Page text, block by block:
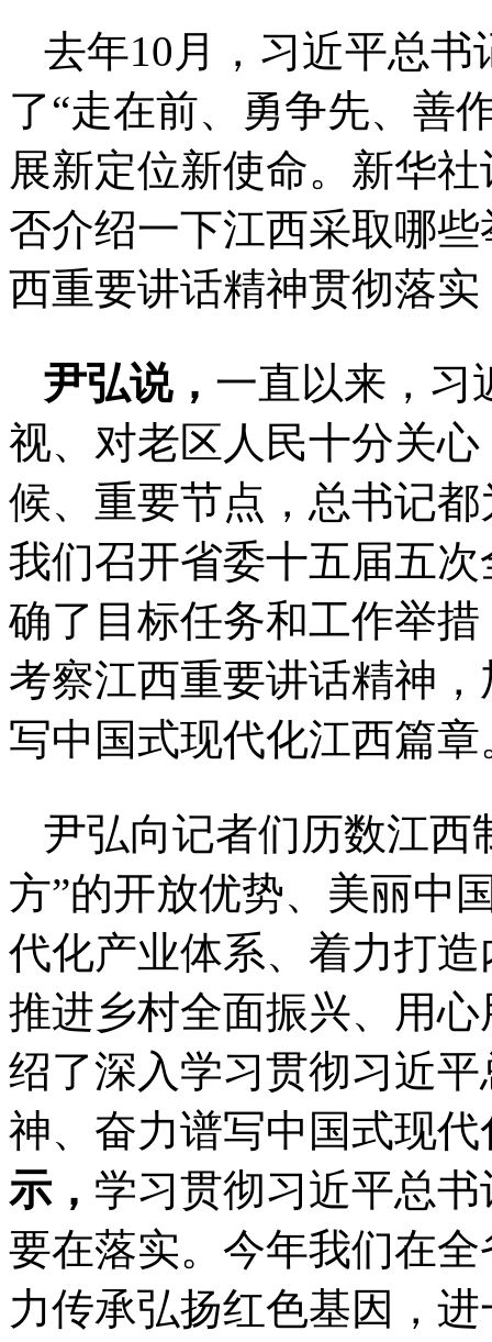
去年10月，习近平总
了“走在前、勇争先、善
展新定位新使命。新华
否介绍一下江西采取哪
西重要讲话精神贯彻落
尹弘说， 一直以来，习
视、对老区人民十分关
候、重要节点，总书记
我们召开省委十五届五
确了目标任务和工作举
考察江西重要讲话精神
写中国式现代化江西篇章
尹弘向记者们历数江西
方”的开放优势、美丽中
代化产业体系、着力打
推进乡村全面振兴、用
绍了深入学习贯彻习近
神、奋力谱写中国式现
示， 学习贯彻习近平总
要在落实。今年我们在
力传承弘扬红色基因，